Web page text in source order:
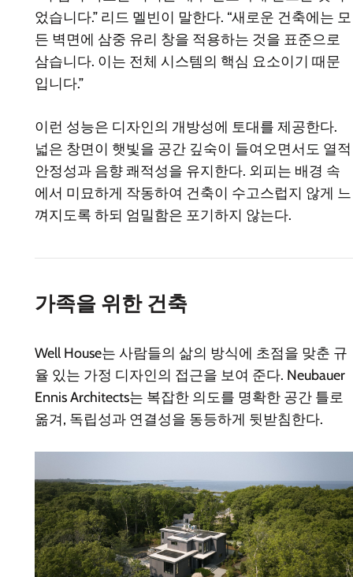
었습니다.” 리드 멜빈이 말한다. “새로운 건축에는 모
든 벽면에 삼중 유리 창을 적용하는 것을 표준으로
삼습니다. 이는 전체 시스템의 핵심 요소이기 때문
입니다.”
이런 성능은 디자인의 개방성에 토대를 제공한다.
넓은 창면이 햇빛을 공간 깊숙이 들여오면서도 열적
안정성과 음향 쾌적성을 유지한다. 외피는 배경 속
에서 미묘하게 작동하여 건축이 수고스럽지 않게 느
껴지도록 하되 엄밀함은 포기하지 않는다.
가족을 위한 건축
Well House는 사람들의 삶의 방식에 초점을 맞춘 규
율 있는 가정 디자인의 접근을 보여 준다. Neubauer
Ennis Architects는 복잡한 의도를 명확한 공간 틀로
옮겨, 독립성과 연결성을 동등하게 뒷받침한다.